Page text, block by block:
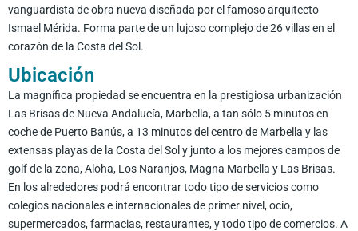
vanguardista de obra nueva diseñada por el famoso arquitecto
Ismael Mérida. Forma parte de un lujoso complejo de 26 villas en el
corazón de la Costa del Sol.
Ubicación
La magnífica propiedad se encuentra en la prestigiosa urbanización
Las Brisas de Nueva Andalucía, Marbella, a tan sólo 5 minutos en
coche de Puerto Banús, a 13 minutos del centro de Marbella y las
extensas playas de la Costa del Sol y junto a los mejores campos de
golf de la zona, Aloha, Los Naranjos, Magna Marbella y Las Brisas.
En los alrededores podrá encontrar todo tipo de servicios como
colegios nacionales e internacionales de primer nivel, ocio,
supermercados, farmacias, restaurantes, y todo tipo de comercios. A